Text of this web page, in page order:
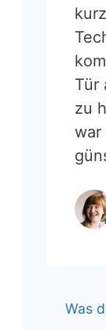
Tür
zu
war
Was